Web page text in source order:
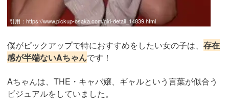
引用： https://www.pickup-osaka.com/girl-detail_14839.html
僕がピックアップで特におすすめをしたい女の子は、 存在
感が半端ないAちゃんです！
Aちゃんは、THE・キャバ嬢、ギャルという言葉が似合う
ビジュアルをしていました。